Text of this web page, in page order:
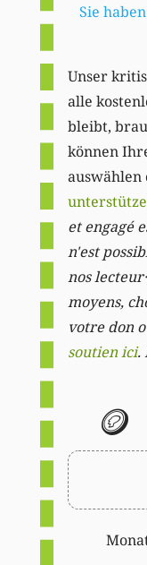
Sie
Unser
alle
bleibt,
können
auswählen
et engagé
n'est
nos
moyens,
votre don
soutien ici.
🪙